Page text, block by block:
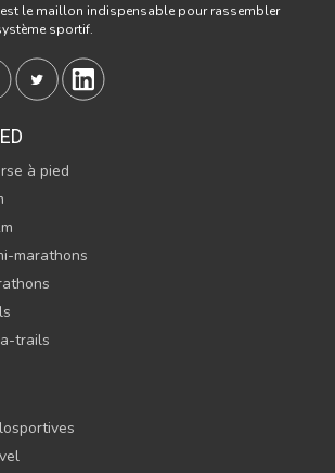
le maillon indispensable pour rassembler
sportif.
à pied
marathons
trails